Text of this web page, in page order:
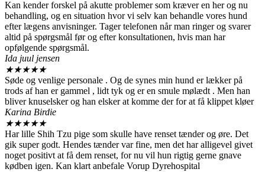
Kan kender forskel på akutte problemer som kræver en her og nu
behandling, og en situation hvor vi selv kan behandle vores hund
efter lægens anvisninger. Tager telefonen når man ringer og svarer
altid på spørgsmål før og efter konsultationen, hvis man har
opfølgende spørgsmål.
Ida juul jensen
★★★★★
Søde og venlige personale . Og de synes min hund er lækker på
trods af han er gammel , lidt tyk og er en smule mølædt . Men han
bliver knuselsker og han elsker at komme der for at få klippet kløer
Karina Birdie
★★★★★
Har lille Shih Tzu pige som skulle have renset tænder og øre. Det
gik super godt. Hendes tænder var fine, men det har alligevel givet
noget positivt at få dem renset, for nu vil hun rigtig gerne gnave
kødben igen. Kan klart anbefale Vorup Dyrehospital